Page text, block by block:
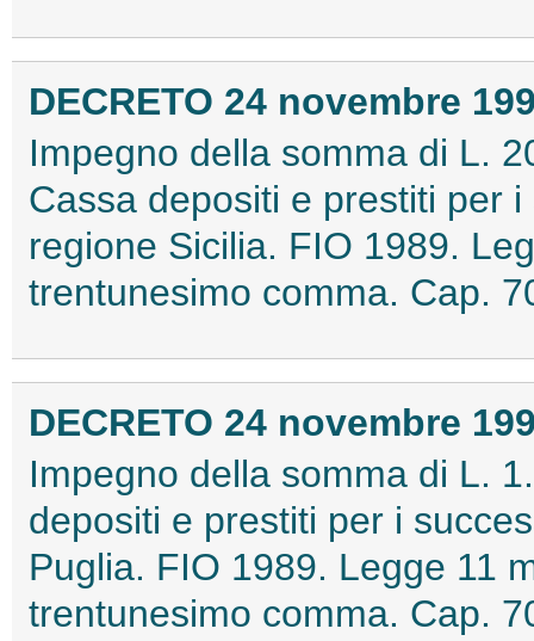
DECRETO 24 novembre
Impegno della somma di L.
Cassa depositi e prestiti per
regione Sicilia. FIO 1989.
trentunesimo comma. Cap.
DECRETO 24 novembre
Impegno della somma di L.
depositi e prestiti per i
Puglia. FIO 1989. Legge 11
trentunesimo comma. Cap.